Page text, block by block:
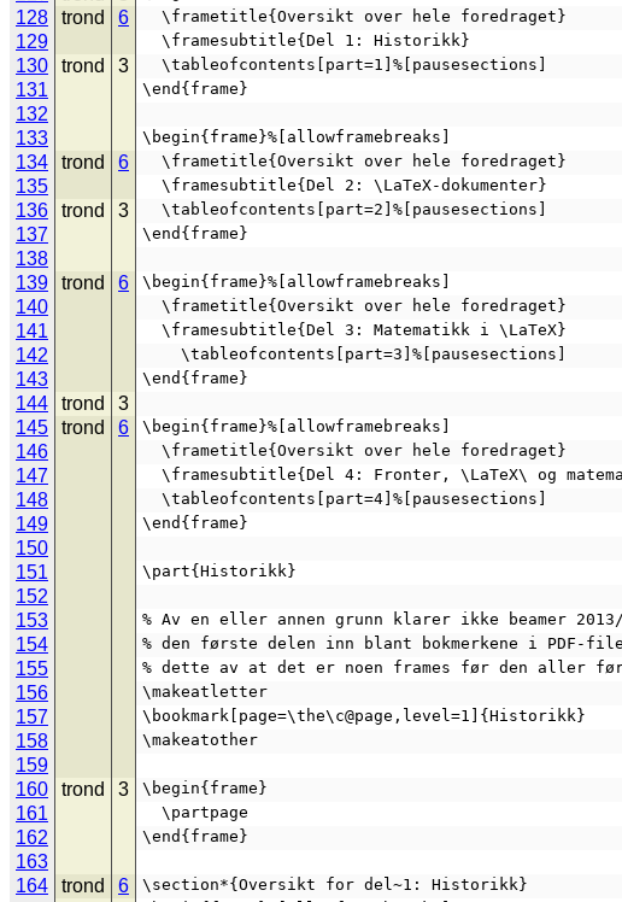
128 trond 6
  \frametitle{Oversikt over hele foredraget}
129
  \framesubtitle{Del 1: Historikk}
130 trond 3
  \tableofcontents[part=1]%[pausesections]
131 \end{frame}
132
133
\begin{frame}%[allowframebreaks]
134 trond 6
  \frametitle{Oversikt over hele foredraget}
135
  \framesubtitle{Del 2: \LaTeX-dokumenter}
136 trond 3
  \tableofcontents[part=2]%[pausesections]
137 \end{frame}
138
139
trond 6 \begin{frame}%[allowframebreaks]
140
  \frametitle{Oversikt over hele foredraget}
141
  \framesubtitle{Del 3: Matematikk i \LaTeX}
142
    \tableofcontents[part=3]%[pausesections]
143 \end{frame}
144 trond
3
145
trond 6 \begin{frame}%[allowframebreaks]
146
  \frametitle{Oversikt over hele foredraget}
147
\framesubtitle{Del 4: Fronter, \LaTeX\ og
148
  \tableofcontents[part=4]%[pausesections]
149 \end{frame}
150
151
\part{Historikk}
152
153
% Av en eller annen grunn klarer ikke beamer
154 % den første delen inn blant bokmerkene i PDF-
155 % dette av at det er noen frames før den aller
156 \makeatletter
157 \bookmark[page=\the\c@page,level=1]{Historikk}
158 \makeatother
159
160
trond 3 \begin{frame}
161
  \partpage
162 \end{frame}
163
164
trond 6 \section*{Oversikt for del~1: Historikk}